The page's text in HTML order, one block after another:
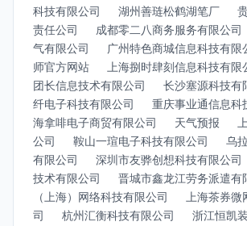
科技有限公司
湖州善琏松鹤湖笔厂
责任公司
成都零二八商务服务有限公司
气有限公司
广州特色商城信息科技有限
师官方网站
上海捌时肆刻信息科技有限
团长信息技术有限公司
长沙塞源科技有
纤电子科技有限公司
重庆事业通信息科
海拿啡电子商贸有限公司
天气预报
公司
鞍山一瑄电子科技有限公司
乌
有限公司
深圳市友骅创想科技有限公司
技术有限公司
晋城市鑫龙江劳务派遣有
（上海）网络科技有限公司
上海茶券
司
杭州汇衡科技有限公司
浙江恒凯